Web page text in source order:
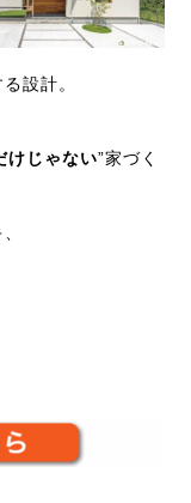
設計。
けじゃない”家づく